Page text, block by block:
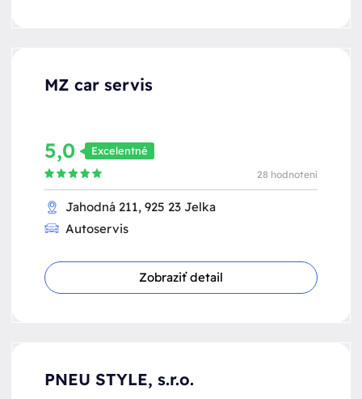
MZ car servis
5,0 Excelentné
28 hodnotení
Jahodná 211, 925 23 Jelka
Autoservis
Zobraziť detail
PNEU STYLE, s.r.o.